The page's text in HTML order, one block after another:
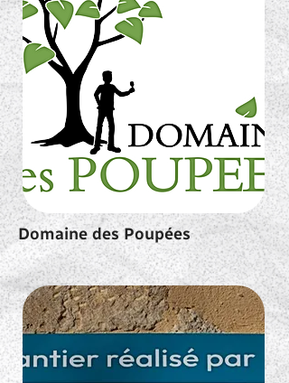
Domaine des Poupées